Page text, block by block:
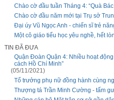
Chào cờ đầu tuần Tháng 4: “Quà
Chào cờ đầu năm mới tại Trụ sở
Đại úy Vũ Ngọc Anh - chiến sĩ trẻ
Một cô giáo tiểu học yêu nghề, hết
TIN ĐÃ ĐƯA
Quận Đoàn Quận 4: Nhiều hoạt
cách Hồ Chí Minh”
(05/11/2021)
Tổ trưởng phụ nữ đồng hành cùng
Thượng tá Trần Minh Cường - tấm